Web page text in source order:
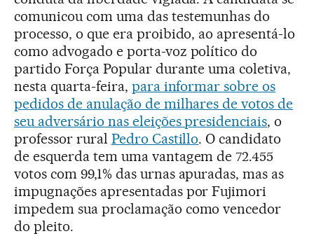
comunicou com uma das testemunhas do
processo, o que era proibido, ao apresentá-lo
como advogado e porta-voz político do
partido Força Popular durante uma coletiva,
nesta quarta-feira, para informar sobre os
pedidos de anulação de milhares de votos de
seu adversário nas eleições presidenciais, o
professor rural Pedro Castillo. O candidato
de esquerda tem uma vantagem de 72.455
votos com 99,1% das urnas apuradas, mas as
impugnações apresentadas por Fujimori
impedem sua proclamação como vencedor
do pleito.